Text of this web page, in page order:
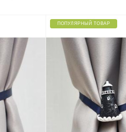
ПОПУЛЯРНЫЙ ТОВАР